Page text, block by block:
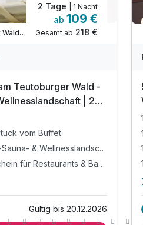
Gütersloh, Teutoburger Wald / Ostwestfalen
2 Tage | 1 Nacht
ab 109 €
Gesamt ab 218 €
Teutoburger Wald -
| 2
vom Buffet
1 x Tagesticket Järve-Sauna- & Wellnesslandschaft*
inkl. 10% Genussgutschein für Restaurants & Bars**
Gültig bis 20.12.2026